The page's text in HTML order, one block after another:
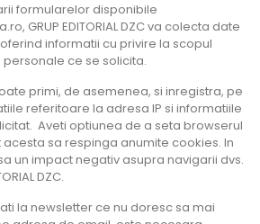
formularelor disponibile
GRUP EDITORIAL DZC va colecta date
informatii cu privire la scopul
ce se solicita.
poate primi, de asemenea, si inregistra, pe
referitoare la adresa IP si informatiile
Aveti optiunea de a seta browserul
sa respinga anumite cookies. In
un impact negativ asupra navigarii dvs.
DZC.
la newsletter ce nu doresc sa mai